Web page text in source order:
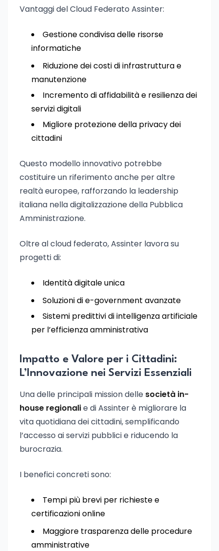
Vantaggi del Cloud Federato Assinter:
Gestione condivisa delle risorse
informatiche
Riduzione dei costi di infrastruttura e
manutenzione
Incremento di affidabilità e resilienza dei
servizi digitali
Migliore protezione della privacy dei
cittadini
Questo modello innovativo potrebbe
costituire un riferimento anche per altre
realtà europee, rafforzando la leadership
italiana nella digitalizzazione della Pubblica
Amministrazione.
Oltre al cloud federato, Assinter lavora su
progetti di:
Identità digitale unica
Soluzioni di e-government avanzate
Sistemi predittivi di intelligenza artificiale
per l’efficienza amministrativa
Impatto e Valore per i Cittadini:
L’Innovazione nei Servizi Essenziali
Una delle principali mission delle società in-
house regionalie di Assinter è migliorare la
vita quotidiana dei cittadini, semplificando
l’accesso ai servizi pubblici e riducendo la
burocrazia.
I benefici concreti sono:
Tempi più brevi per richieste e
certificazioni online
Maggiore trasparenza delle procedure
amministrative